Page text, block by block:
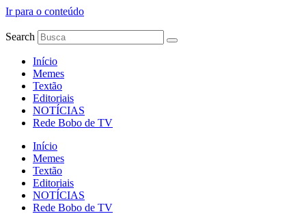
Ir para o conteúdo
Search
Início
Memes
Textão
Editoriais
NOTÍCIAS
Rede Bobo de TV
Início
Memes
Textão
Editoriais
NOTÍCIAS
Rede Bobo de TV